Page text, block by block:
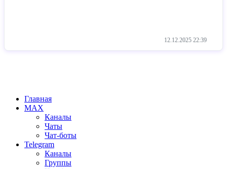
12.12.2025 22:39
Главная
MAX
Каналы
Чаты
Чат-боты
Telegram
Каналы
Группы